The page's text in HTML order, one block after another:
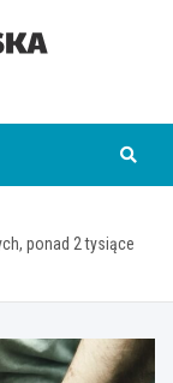
ponad 2 tysiące